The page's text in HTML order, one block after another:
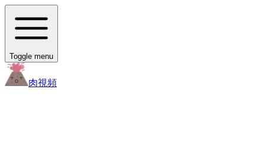
Toggle menu
肉視頻